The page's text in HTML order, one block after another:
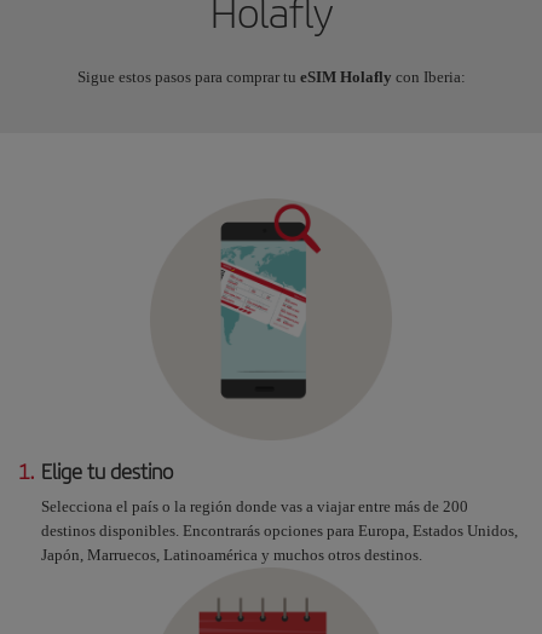
Holafly
Sigue estos pasos para comprar tu eSIM Holafly con Iberia:
1. Elige tu destino
Selecciona el país o la región donde vas a viajar entre más de 200
destinos disponibles. Encontrarás opciones para Europa, Estados Unidos,
Japón, Marruecos, Latinoamérica y muchos otros destinos.